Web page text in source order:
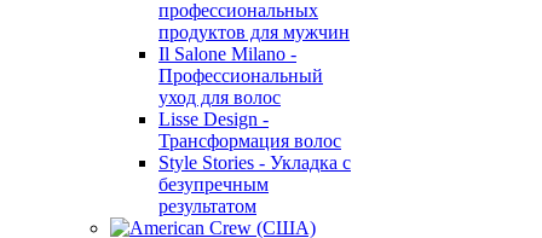
профессиональных
продуктов для мужчин
Il Salone Milano -
Профессиональный
уход для волос
Lisse Design -
Трансформация волос
Style Stories - Укладка с
безупречным
результатом